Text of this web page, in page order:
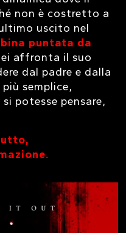
non è costretto a
uscito nel
puntata da
affronta il suo
dal padre e dalla
semplice,
potesse pensare,